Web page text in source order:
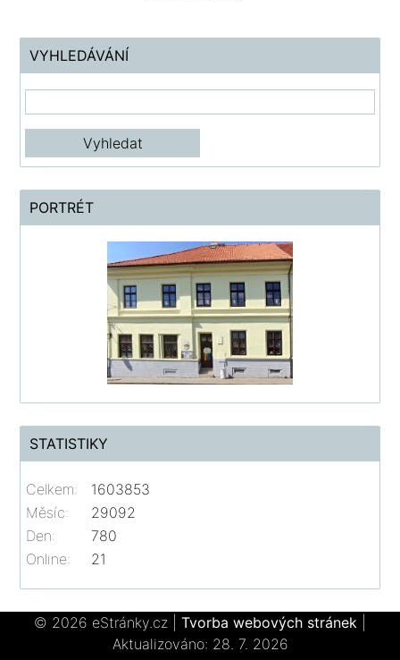
VYHLEDÁVÁNÍ
PORTRÉT
STATISTIKY
Online: 21
Celkem:
1603853
Měsíc:
29092
Den:
780
© 2026 eStránky.cz Tvorba webových stránek
Aktualizováno: 28. 7. 2026